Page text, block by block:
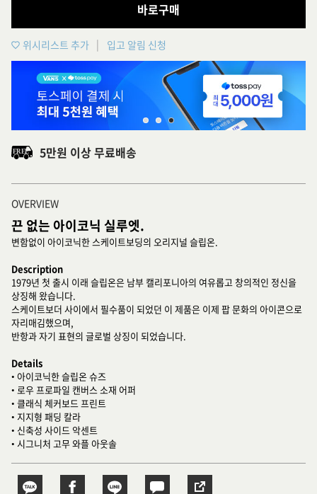
바로구매
위시리스트 추가 입고 알림 신청
5만원 이상 무료배송
OVERVIEW
끈 없는 아이코닉 실루엣.
변함없이 아이코닉한 스케이트보딩의 오리지널 슬립온.
Description
1979년 첫 출시 이래 슬립온은 남부 캘리포니아의 여유롭고 창의적인 정신을
상징해 왔습니다.
스케이트보더 사이에서 필수품이 되었던 이 제품은 이제 팝 문화의 아이콘으로
자리매김했으며,
반항과 자기 표현의 글로벌 상징이 되었습니다.
Details
• 아이코닉한 슬립온 슈즈
• 로우 프로파일 캔버스 소재 어퍼
• 클래식 체커보드 프린트
• 지지형 패딩 칼라
• 신축성 사이드 악센트
• 시그니처 고무 와플 아웃솔